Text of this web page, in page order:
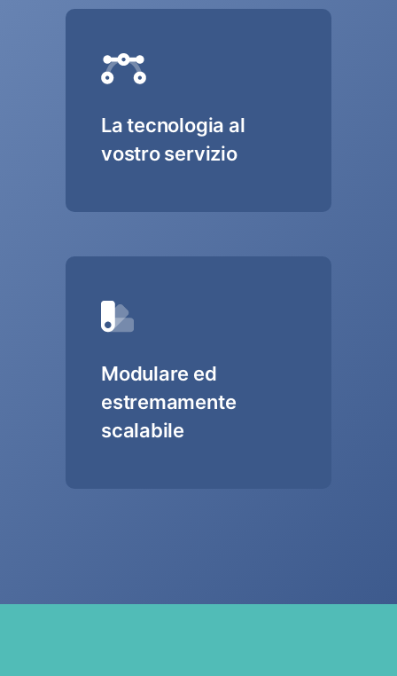
La tecnologia al
vostro servizio
Modulare ed
estremamente
scalabile